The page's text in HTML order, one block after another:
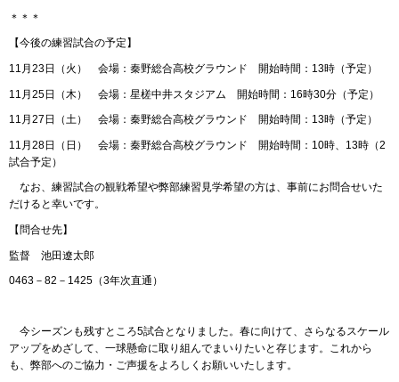
＊＊＊
【今後の練習試合の予定】
11月23日（火） 会場：秦野総合高校グラウンド 開始時間：13時（予定）
11月25日（木） 会場：星槎中井スタジアム 開始時間：16時30分（予定）
11月27日（土） 会場：秦野総合高校グラウンド 開始時間：13時（予定）
11月28日（日） 会場：秦野総合高校グラウンド 開始時間：10時、13時（2
試合予定）
なお、練習試合の観戦希望や弊部練習見学希望の方は、事前にお問合せいた
だけると幸いです。
【問合せ先】
監督 池田遼太郎
0463－82－1425（3年次直通）
今シーズンも残すところ5試合となりました。春に向けて、さらなるスケール
アップをめざして、一球懸命に取り組んでまいりたいと存じます。これから
も、弊部へのご協力・ご声援をよろしくお願いいたします。